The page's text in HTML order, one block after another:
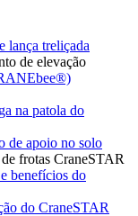
lança treliçada
de elevação
na patola do
de apoio no solo
frotas CraneSTAR
benefícios do
do CraneSTAR